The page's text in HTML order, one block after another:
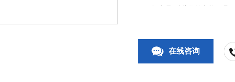
量，故它是*种从属的实物量具。
在线咨询